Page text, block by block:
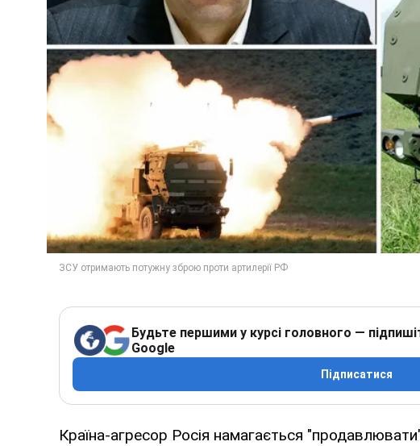
Будьте першими у курсі головного —
Google
Підписатися
Країна-агресор Росія намагається